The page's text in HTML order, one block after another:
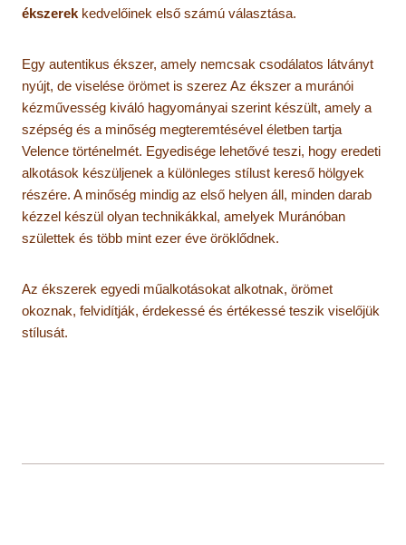
ékszerek kedvelőinek első számú választása.
Egy autentikus ékszer, amely nemcsak csodálatos látványt
nyújt, de viselése örömet is szerez Az ékszer a muránói
kézművesség kiváló hagyományai szerint készült, amely a
szépség és a minőség megteremtésével életben tartja
Velence történelmét. Egyedisége lehetővé teszi, hogy eredeti
alkotások készüljenek a különleges stílust kereső hölgyek
részére. A minőség mindig az első helyen áll, minden darab
kézzel készül olyan technikákkal, amelyek Muránóban
születtek és több mint ezer éve öröklődnek.
Az ékszerek egyedi műalkotásokat alkotnak, örömet
okoznak, felvidítják, érdekessé és értékessé teszik viselőjük
stílusát.